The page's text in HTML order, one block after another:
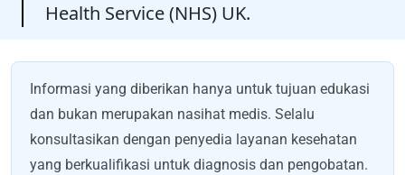
Health Service (NHS) UK.
Informasi yang diberikan hanya untuk tujuan edukasi
dan bukan merupakan nasihat medis. Selalu
konsultasikan dengan penyedia layanan kesehatan
yang berkualifikasi untuk diagnosis dan pengobatan.